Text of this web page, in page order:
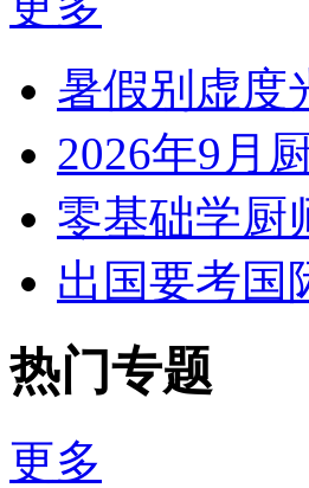
暑假别虚度
2026年9月
零基础学厨
出国要考国
热门专题
更多